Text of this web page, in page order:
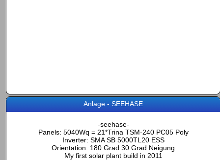
Anlage - SEEHASE
-seehase-
Panels: 5040Wq = 21*Trina TSM-240 PC05 Poly
Inverter: SMA SB 5000TL20 ESS
Orientation: 180 Grad 30 Grad Neigung
My first solar plant build in 2011